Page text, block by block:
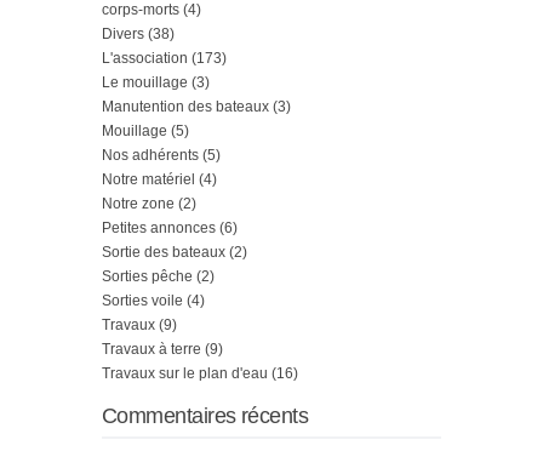
corps-morts (4)
Divers (38)
L'association (173)
Le mouillage (3)
Manutention des bateaux (3)
Mouillage (5)
Nos adhérents (5)
Notre matériel (4)
Notre zone (2)
Petites annonces (6)
Sortie des bateaux (2)
Sorties pêche (2)
Sorties voile (4)
Travaux (9)
Travaux à terre (9)
Travaux sur le plan d'eau (16)
Commentaires récents